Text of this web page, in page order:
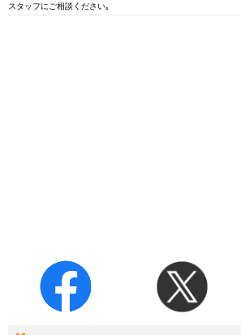
スタッフにご相談ください｡